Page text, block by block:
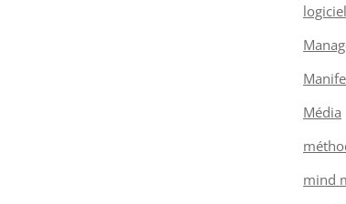
Média
mind